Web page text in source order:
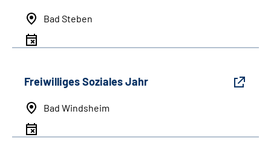
Bad Steben
Freiwilliges Soziales Jahr
Bad Windsheim